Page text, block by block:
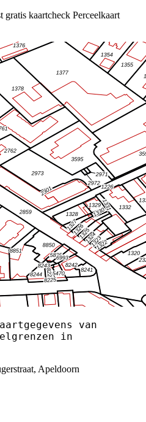
gratis kaartcheck Perceelkaart
van
in
Apeldoorn